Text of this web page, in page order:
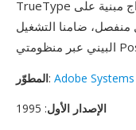
TrueType في أنابيب إخراج مبنية على PostScript. يربط التنسيق
منفصل، ضامنا التشغيل
المطوّر: Adobe Systems
الإصدار الأول: 1995